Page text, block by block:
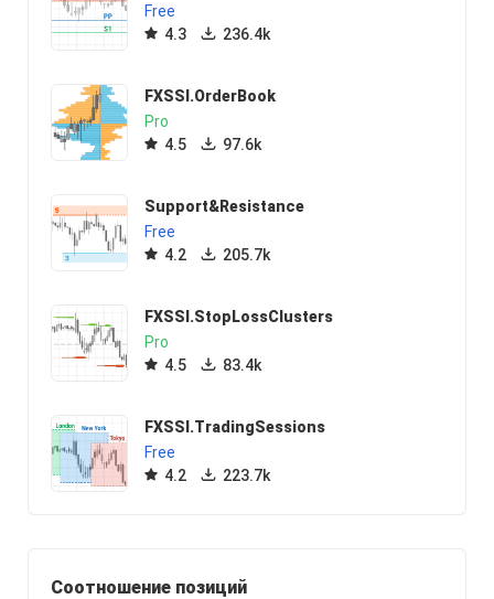
Free
4.3
236.4k
FXSSI.OrderBook
Pro
4.5
97.6k
Support&Resistance
Free
4.2
205.7k
FXSSI.StopLossClusters
Pro
4.5
83.4k
FXSSI.TradingSessions
Free
4.2
223.7k
Соотношение позиций